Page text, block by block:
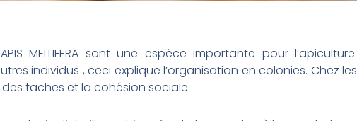
MELLIFERA sont une espèce importante pour l’apiculture.
individus , ceci explique l’organisation en colonies. Chez les
taches et la cohésion sociale.